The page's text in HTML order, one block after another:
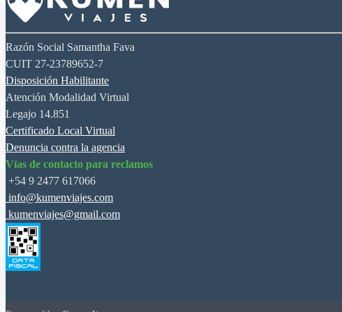
Razón Social Samantha Fava
CUIT 27-23789652-7
Disposición Habilitante
Atención Modalidad Virtual
Legajo 14.851
Certificado Local Virtual
Denuncia contra la agencia
Vías de contacto para reclamos
+54 9 2477 617066
info@kumenviajes.com
kumenviajes@gmail.com